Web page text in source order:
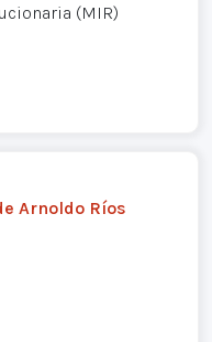
(MIR)
Arnoldo Ríos